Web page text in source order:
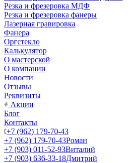
Резка и фрезеровка МДФ
Резка и фрезеровка фанеры
Лазерная гравировка
Фанера
Орг­стек­ло
Калькулятор
О мастерской
О компании
Новости
Отзывы
Реквизиты
Акции
Блог
Контакты
+7 (962) 179-70-43
+7 (962) 179-70-43Роман
+7 (903) 011-52-93Виталий
+7 (903) 636-33-18Дмитрий